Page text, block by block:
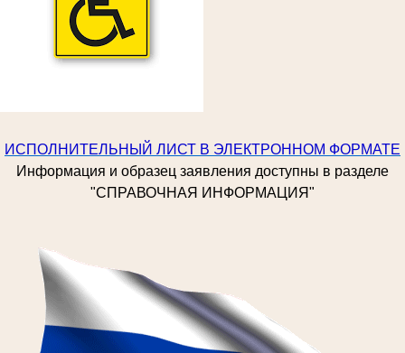
ИСПОЛНИТЕЛЬНЫЙ ЛИСТ В ЭЛЕКТРОННОМ ФОРМАТЕ
Информация и образец заявления доступны в разделе
"СПРАВОЧНАЯ ИНФОРМАЦИЯ"